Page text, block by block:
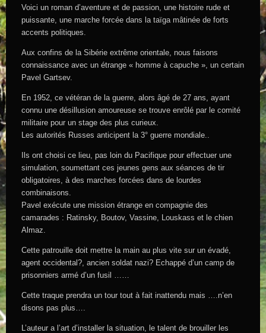
Voici un roman d’aventure et de passion, une histoire rude et
puissante, une marche forcée dans la taïga mâtinée de forts
accents politiques.
Aux confins de la Sibérie extrême orientale, nous faisons
connaissance avec un étrange « homme à capuche », un certain
Pavel Gartsev.
En 1952, ce vétéran de la guerre, alors âgé de 27 ans, ayant
connu une désillusion amoureuse se trouve enrôlé par le comité
militaire pour un stage des plus curieux.
Les autorités Russes anticipent la 3° guerre mondiale..
Ils ont choisi ce lieu, pas loin du Pacifique pour effectuer une
simulation, soumettant ces jeunes gens aux séances de tir
obligatoires, à des marches forcées dans de lourdes
combinaisons.
Pavel exécute une mission étrange en compagnie des
camarades : Ratinsky, Boutov, Vassine, Louskass et le chien
Almaz.
Cette patrouille doit mettre la main au plus vite sur un évadé,
agent occidental?, ancien soldat nazi? Echappé d’un camp de
prisonniers armé d’un fusil ……
Cette traque prendra un tour tout à fait inattendu mais ….n’en
disons pas plus….
L’auteur a l’art d’installer la situation, le talent de brouiller les